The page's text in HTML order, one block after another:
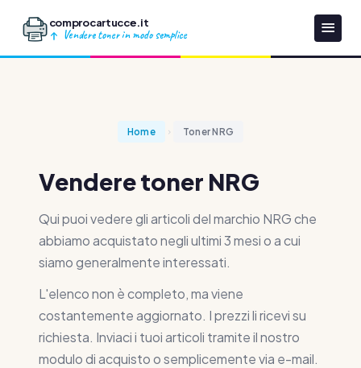
comprocartucce.it
Vendere toner in modo semplice
Home Toner NRG
Vendere toner NRG
Qui puoi vedere gli articoli del marchio NRG che
abbiamo acquistato negli ultimi 3 mesi o a cui
siamo generalmente interessati.
L'elenco non è completo, ma viene
costantemente aggiornato. I prezzi li ricevi su
richiesta. Inviaci i tuoi articoli tramite il nostro
modulo di acquisto o semplicemente via e-mail.